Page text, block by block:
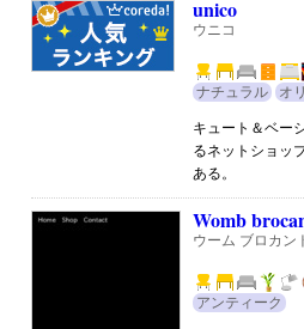
unico
ウニコ
ナチュラル オ
キュート＆ベー
るネットショッ
ある。
Womb
ウーム ブロカン
アンティーク